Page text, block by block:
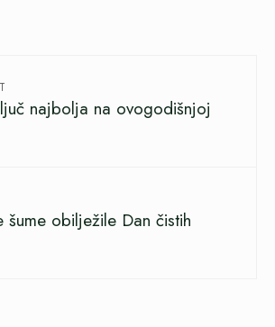
najbolja na ovogodišnjoj
šume obilježile Dan čistih